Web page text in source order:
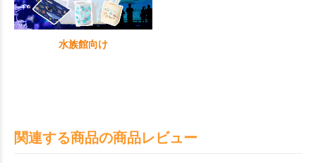
水族館向け
関連する商品の商品レビュー